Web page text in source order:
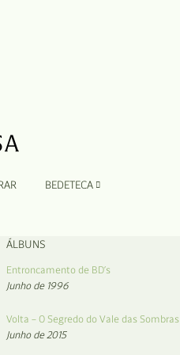
BEDETECA
ÁLBUNS
Entroncamento de BD’s
Junho de 1996
Volta – O Segredo do Vale das Sombras
Junho de 2015